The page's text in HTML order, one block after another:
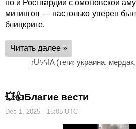
но и Росгвардии с омоновской
митингов — настолько уверен
блицкриге.
Читать далее »
rUϟϟIA(теги: украина, мердак,
💥👍Благие вести
Dec 1, 2025 - 15:08 UTC